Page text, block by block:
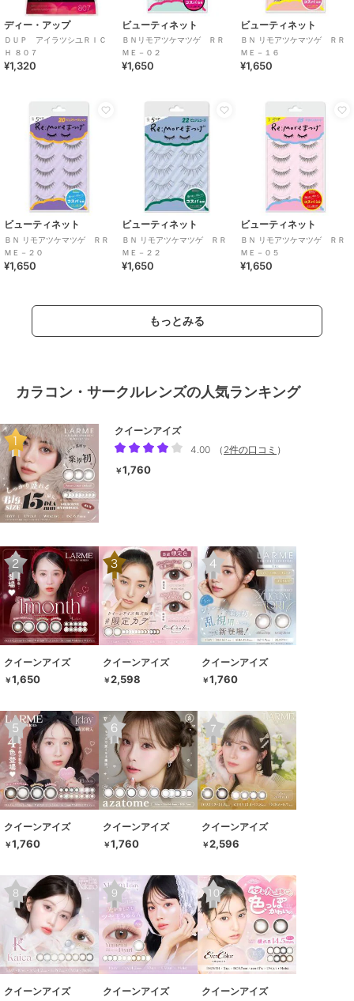
ディー・アップ
ＤＵＰ アイラツシユＲＩＣ
Ｈ ８０７
¥1,320
ビューティネット
ＢＮリモアツケマツゲ ＲＲ
ＭＥ－０２
¥1,650
ビューティネット
ＢＮ リモアツケマツゲ ＲＲ
ＭＥ－１６
¥1,650
ビューティネット
ＢＮ リモアツケマツゲ ＲＲ
ＭＥ－２０
¥1,650
ビューティネット
ＢＮ リモアツケマツゲ ＲＲ
ＭＥ－２２
¥1,650
ビューティネット
ＢＮ リモアツケマツゲ ＲＲ
ＭＥ－０５
¥1,650
もっとみる
カラコン・サークルレンズの人気ランキング
クイーンアイズ
4.00
（ 2件の口コミ ）
￥1,760
クイーンアイズ
￥1,650
クイーンアイズ
￥2,598
クイーンアイズ
￥1,760
クイーンアイズ
￥1,760
クイーンアイズ
￥1,760
クイーンアイズ
￥2,596
クイーンアイズ クイーンアイズ クイーンアイズ